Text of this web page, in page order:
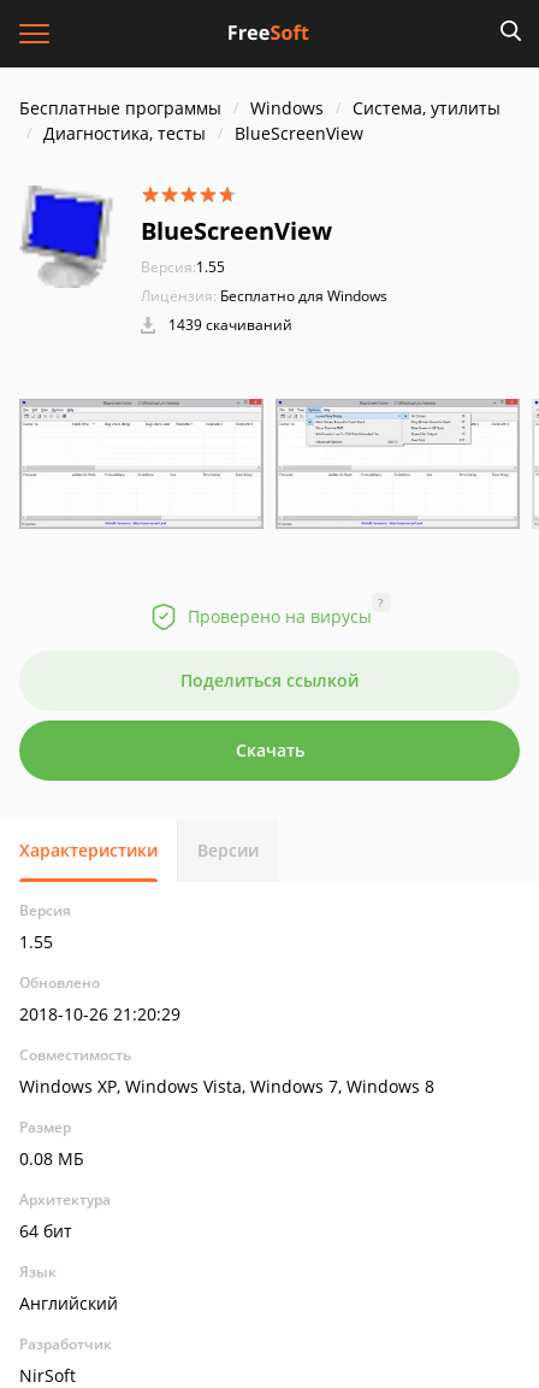
Бесплатные программы Windows
Система, утилиты
Диагностика, тесты
BlueScreenView
BlueScreenView
Версия:1.55
Лицензия: Бесплатно для Windows
1439 скачиваний
Проверено на вирусы
?
Поделиться ссылкой
Скачать
Характеристики Версии
Версия
1.55
Обновлено
2018-10-26 21:20:29
Совместимость
Windows XP, Windows Vista, Windows 7, Windows 8
Размер
0.08 МБ
Архитектура
64 бит
Язык
Английский
Разработчик
NirSoft